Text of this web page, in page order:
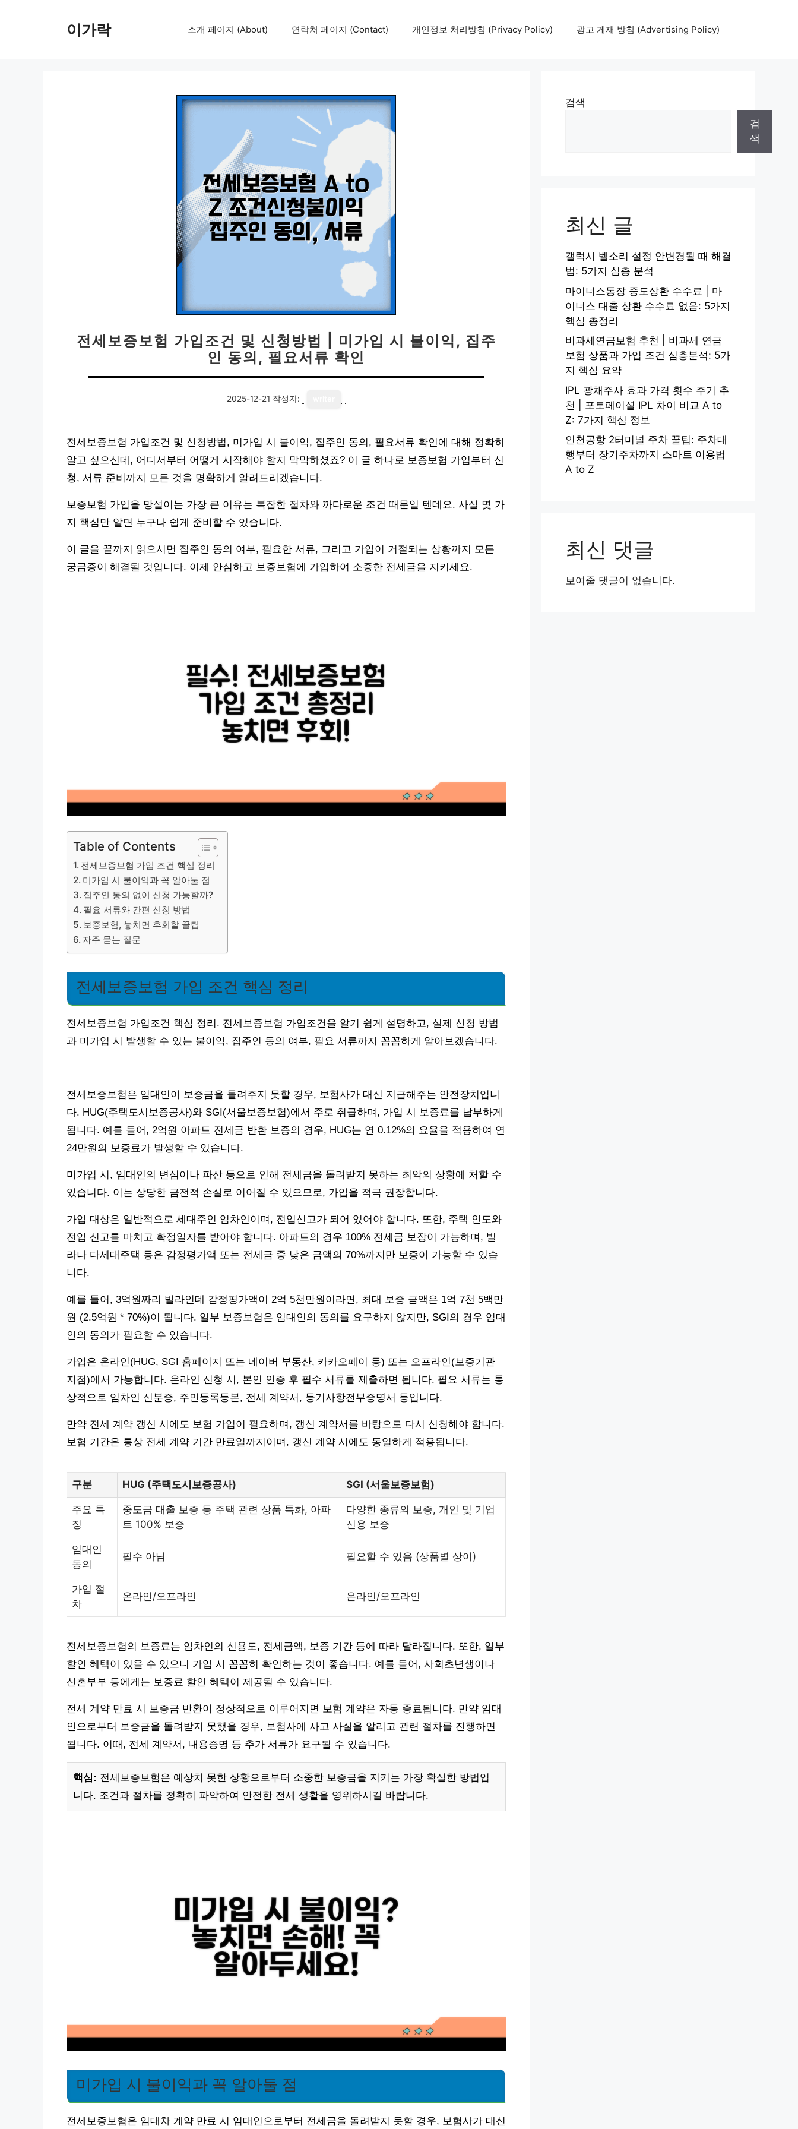
이가락 소개 페이지 (About) 연락처 페이지 (Contact) 개인정보 처리방침 (Privacy Policy) 광고 게재 방침 (Advertising Policy)
전세보증보험 가입조건 및 신청방법 | 미가입 시 불이익, 집주
인 동의, 필요서류 확인
2025-12-21 작성자:
전세보증보험 가입조건 및 신청방법, 미가입 시 불이익, 집주인 동의, 필요서류 확인에 대해 정확히
알고 싶으신데, 어디서부터 어떻게 시작해야 할지 막막하셨죠? 이 글 하나로 보증보험 가입부터 신
청, 서류 준비까지 모든 것을 명확하게 알려드리겠습니다.
보증보험 가입을 망설이는 가장 큰 이유는 복잡한 절차와 까다로운 조건 때문일 텐데요. 사실 몇 가
지 핵심만 알면 누구나 쉽게 준비할 수 있습니다.
이 글을 끝까지 읽으시면 집주인 동의 여부, 필요한 서류, 그리고 가입이 거절되는 상황까지 모든
궁금증이 해결될 것입니다. 이제 안심하고 보증보험에 가입하여 소중한 전세금을 지키세요.
Table of Contents
전세보증보험 가입 조건 핵심 정리
미가입 시 불이익과 꼭 알아둘 점
집주인 동의 없이 신청 가능할까?
필요 서류와 간편 신청 방법
보증보험, 놓치면 후회할 꿀팁
자주 묻는 질문
전세보증보험 가입 조건 핵심 정리
전세보증보험 가입조건 핵심 정리. 전세보증보험 가입조건을 알기 쉽게 설명하고, 실제 신청 방법
과 미가입 시 발생할 수 있는 불이익, 집주인 동의 여부, 필요 서류까지 꼼꼼하게 알아보겠습니다.
전세보증보험은 임대인이 보증금을 돌려주지 못할 경우, 보험사가 대신 지급해주는 안전장치입니
다. HUG(주택도시보증공사)와 SGI(서울보증보험)에서 주로 취급하며, 가입 시 보증료를 납부하게
됩니다. 예를 들어, 2억원 아파트 전세금 반환 보증의 경우, HUG는 연 0.12%의 요율을 적용하여 연
24만원의 보증료가 발생할 수 있습니다.
미가입 시, 임대인의 변심이나 파산 등으로 인해 전세금을 돌려받지 못하는 최악의 상황에 처할 수
있습니다. 이는 상당한 금전적 손실로 이어질 수 있으므로, 가입을 적극 권장합니다.
가입 대상은 일반적으로 세대주인 임차인이며, 전입신고가 되어 있어야 합니다. 또한, 주택 인도와
전입 신고를 마치고 확정일자를 받아야 합니다. 아파트의 경우 100% 전세금 보장이 가능하며, 빌
라나 다세대주택 등은 감정평가액 또는 전세금 중 낮은 금액의 70%까지만 보증이 가능할 수 있습
니다.
예를 들어, 3억원짜리 빌라인데 감정평가액이 2억 5천만원이라면, 최대 보증 금액은 1억 7천 5백만
원 (2.5억원 * 70%)이 됩니다. 일부 보증보험은 임대인의 동의를 요구하지 않지만, SGI의 경우 임대
인의 동의가 필요할 수 있습니다.
가입은 온라인(HUG, SGI 홈페이지 또는 네이버 부동산, 카카오페이 등) 또는 오프라인(보증기관
지점)에서 가능합니다. 온라인 신청 시, 본인 인증 후 필수 서류를 제출하면 됩니다. 필요 서류는 통
상적으로 임차인 신분증, 주민등록등본, 전세 계약서, 등기사항전부증명서 등입니다.
만약 전세 계약 갱신 시에도 보험 가입이 필요하며, 갱신 계약서를 바탕으로 다시 신청해야 합니다.
보험 기간은 통상 전세 계약 기간 만료일까지이며, 갱신 계약 시에도 동일하게 적용됩니다.
구분 HUG (주택도시보증공사) SGI (서울보증보험)
주요 특
징
중도금 대출 보증 등 주택 관련 상품 특화, 아파
트 100% 보증
다양한 종류의 보증, 개인 및 기업
신용 보증
임대인
동의
필수 아님 필요할 수 있음 (상품별 상이)
가입 절
차
온라인/오프라인 온라인/오프라인
전세보증보험의 보증료는 임차인의 신용도, 전세금액, 보증 기간 등에 따라 달라집니다. 또한, 일부
할인 혜택이 있을 수 있으니 가입 시 꼼꼼히 확인하는 것이 좋습니다. 예를 들어, 사회초년생이나
신혼부부 등에게는 보증료 할인 혜택이 제공될 수 있습니다.
전세 계약 만료 시 보증금 반환이 정상적으로 이루어지면 보험 계약은 자동 종료됩니다. 만약 임대
인으로부터 보증금을 돌려받지 못했을 경우, 보험사에 사고 사실을 알리고 관련 절차를 진행하면
됩니다. 이때, 전세 계약서, 내용증명 등 추가 서류가 요구될 수 있습니다.
핵심: 전세보증보험은 예상치 못한 상황으로부터 소중한 보증금을 지키는 가장 확실한 방법입
니다. 조건과 절차를 정확히 파악하여 안전한 전세 생활을 영위하시길 바랍니다.
미가입 시 불이익과 꼭 알아둘 점
전세보증보험은 임대차 계약 만료 시 임대인으로부터 전세금을 돌려받지 못할 경우, 보험사가 대신
검색
검
색
최신 글
갤럭시 벨소리 설정 안변경될 때 해결
법: 5가지 심층 분석
마이너스통장 중도상환 수수료 | 마
이너스 대출 상환 수수료 없음: 5가지
핵심 총정리
비과세연금보험 추천 | 비과세 연금
보험 상품과 가입 조건 심층분석: 5가
지 핵심 요약
IPL 광채주사 효과 가격 횟수 주기 추
천 | 포토페이셜 IPL 차이 비교 A to
Z: 7가지 핵심 정보
인천공항 2터미널 주차 꿀팁: 주차대
행부터 장기주차까지 스마트 이용법
A to Z
최신 댓글
보여줄 댓글이 없습니다.